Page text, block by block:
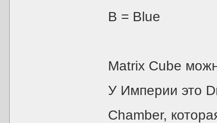
B = Blue
Matrix Cube
У Империи это
Chamber,